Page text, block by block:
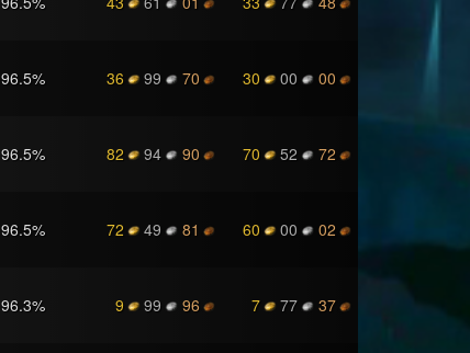
96.5% 36 99 70 30 00 00
96.5% 82 94 90 70 52 72
96.5% 72 49 81 60 00 02
96.3% 9 99 96 7 77 37